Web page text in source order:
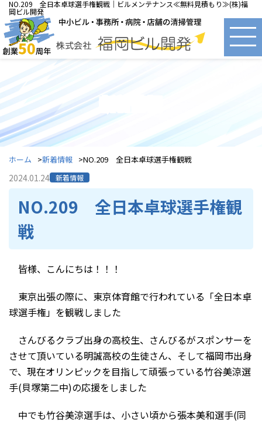
NO.209 全日本卓球選手権観戦｜ビルメンテナンス≪無料見積もり≫(株)福
岡ビル開発
新着情報
ホーム 新着情報 NO.209 全日本卓球選手権観戦
2024.01.24 新着情報
NO.209 全日本卓球選手権観
戦
皆様、こんにちは！！！
東京出張の際に、東京体育館で行われている「全日本卓
球選手権」を観戦しました
さんびるクラブ出身の高校生、さんびるがスポンサーを
させて頂いている明誠高校の生徒さん、そして福岡市出身
で、現在オリンピックを目指して頑張っている竹谷美涼選
手(貝塚第二中)の応援をしました
中でも竹谷美涼選手は、小さい頃から張本美和選手(同